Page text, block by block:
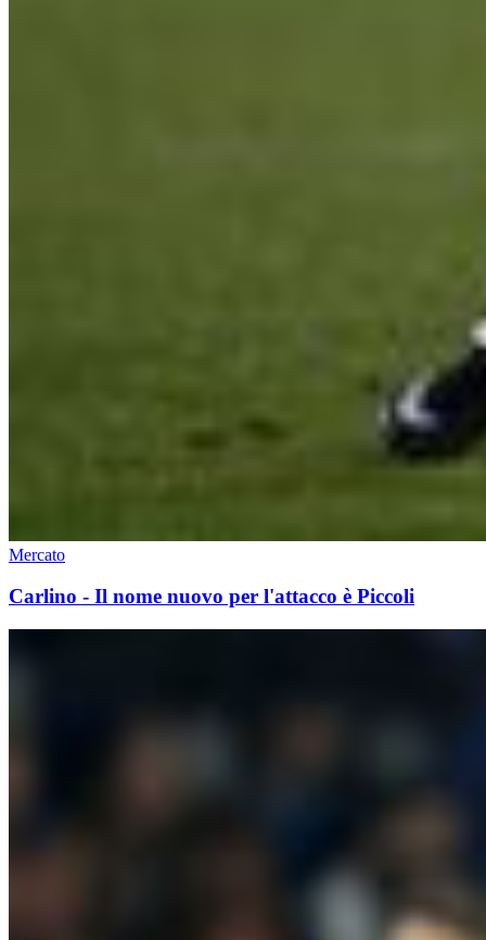
Mercato
Carlino - Il nome nuovo per l'attacco è Piccoli